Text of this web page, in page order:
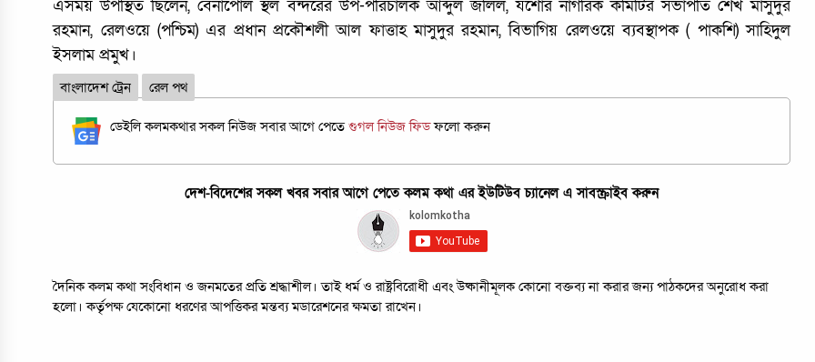
এসময় উপস্থিত ছিলেন, বেনাপোল স্থল বন্দরের উপ-পরিচালক আব্দুল জলিল, যশোর নাগরিক কমিটির সভাপতি শেখ মাসুদুর
রহমান, রেলওয়ে (পশ্চিম) এর প্রধান প্রকৌশলী আল ফাত্তাহ মাসুদুর রহমান, বিভাগিয় রেলওয়ে ব্যবস্থাপক ( পাকশি) সাহিদুল
ইসলাম প্রমুখ।
বাংলাদেশ ট্রেন রেল পথ
ডেইলি কলমকথার সকল নিউজ সবার আগে পেতেগুগল নিউজ ফিডফলো করুন
দেশ-বিদেশের সকল খবর সবার আগে পেতে কলম কথা এর ইউটিউব চ্যানেল এ সাবস্ক্রাইব করুন
দৈনিক কলম কথা সংবিধান ও জনমতের প্রতি শ্রদ্ধাশীল। তাই ধর্ম ও রাষ্ট্রবিরোধী এবং উষ্কানীমূলক কোনো বক্তব্য না করার জন্য পাঠকদের অনুরোধ করা
হলো। কর্তৃপক্ষ যেকোনো ধরণের আপত্তিকর মন্তব্য মডারেশনের ক্ষমতা রাখেন।